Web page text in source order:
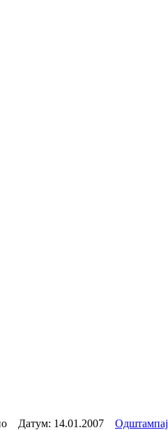
Датум: 14.01.2007 Одштампај